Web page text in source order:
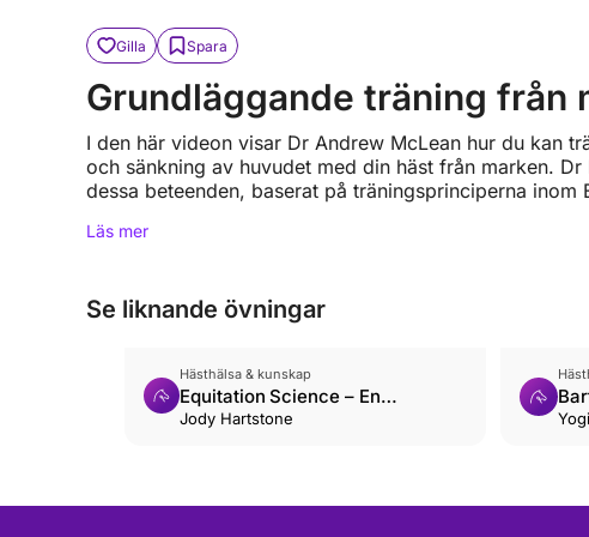
Gilla Spara
Grundläggande träning från
I den här videon visar Dr Andrew McLean hur du kan
och sänkning av huvudet med din häst från marken.
dessa beteenden, baserat på träningsprinciperna inom
Läs mer
Se liknande övningar
Hästhälsa & kunskap
Equitation Science – En
introduktion
Jody Hartstone